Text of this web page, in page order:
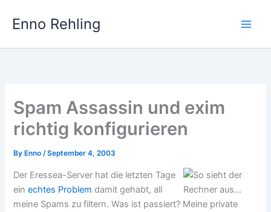
Enno Rehling
Spam Assassin und exim
richtig konfigurieren
By Enno/September 4, 2003
Der Eressea-Server hat die letzten Tage
einechtes Problem damit gehabt, all
meine Spams zu filtern. Was ist passiert? Meine private